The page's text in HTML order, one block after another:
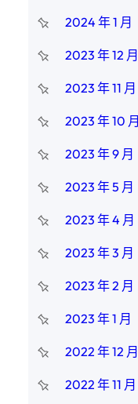
2024 年 1 月
2023 年 12 月
2023 年 11 月
2023 年 10 月
2023 年 9 月
2023 年 5 月
2023 年 4 月
2023 年 3 月
2023 年 2 月
2023 年 1 月
2022 年 12 月
2022 年 11 月